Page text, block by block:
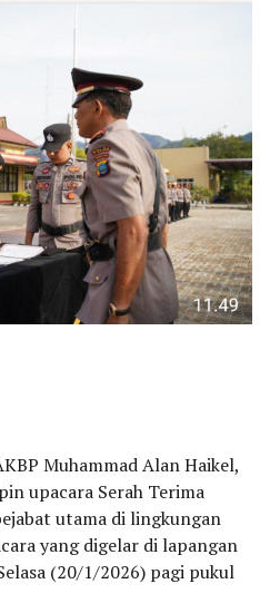
Muhammad Alan Haikel,
upacara Serah Terima
utama di lingkungan
yang digelar di lapangan
(20/1/2026) pagi pukul